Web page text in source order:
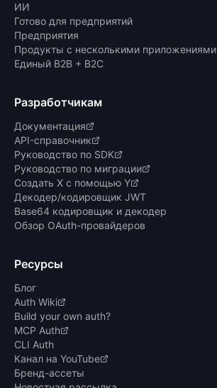
ИИ
Готово для предприятий
Предприятия
Продукты с несколькими приложениями
Единый B2B + B2C
Разработчикам
Документация
API-справочник
Руководство по SDK
Руководство по миграции
Создать X с помощью Y
Декодер/кодировщик JWT
Base64 кодировщик и декодер
Обзор OAuth-провайдеров
Ресурсы
Блог
Auth Wiki
Build your own auth?
MCP Auth
CLI Auth
Канал на YouTube
Бренд-ассеты